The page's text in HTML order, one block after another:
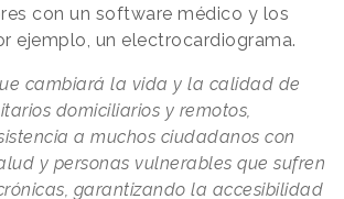
con un software médico y los
ejemplo, un electrocardiograma.
cambiará la vida y la calidad de
domiciliarios y remotos,
a muchos ciudadanos con
y personas vulnerables que sufren
garantizando la accesibilidad